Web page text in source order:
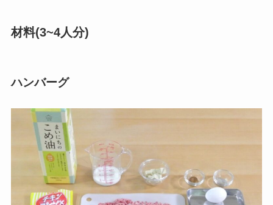
材料(3~4人分)
ハンバーグ